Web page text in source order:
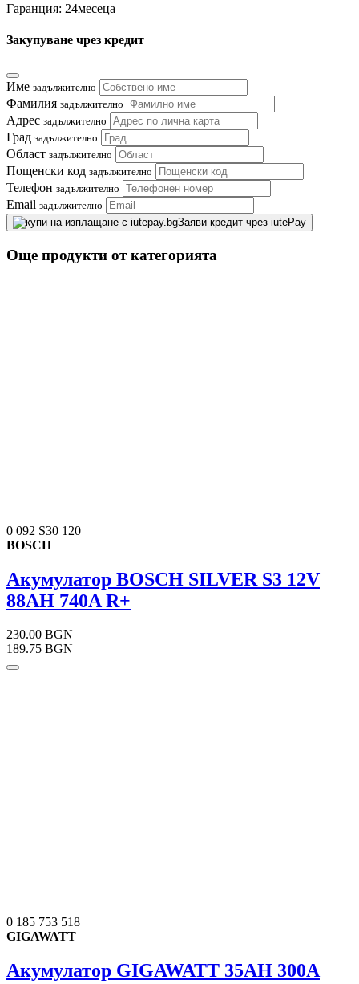
Гаранция: 24месеца
Закупуване чрез кредит
Име задължително
Фамилия задължително
Адрес задължително
Град задължително
Област задължително
Пощенски код задължително
Телефон задължително
Email задължително
Заяви кредит чрез iutePay
Още продукти от категорията
0 092 S30 120
BOSCH
Акумулатор BOSCH SILVER S3 12V
88AH 740A R+
230.00 BGN
189.75 BGN
0 185 753 518
GIGAWATT
Акумулатор GIGAWATT 35AH 300A